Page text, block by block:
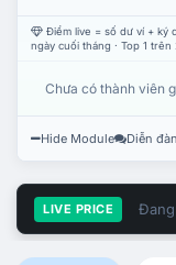
Điểm live = số dư ví + ký
ngày cuối tháng · Top 1
Chưa có thành viên
Hide Module Diễn đàn
LIVE PRICE